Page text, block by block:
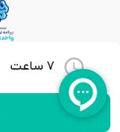
7 ساعت
کلیۀ حقوق مادی و